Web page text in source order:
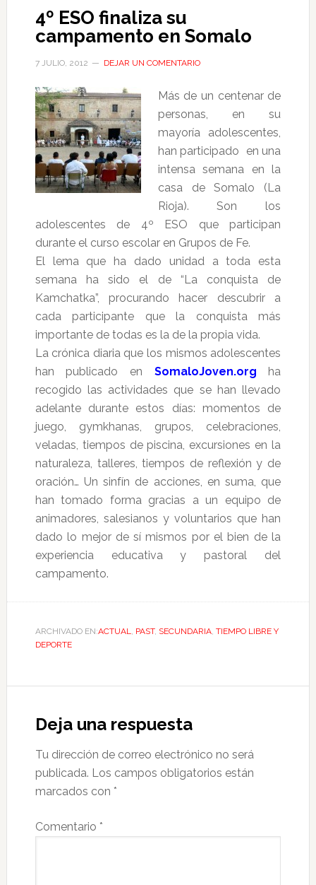
4º ESO finaliza su
campamento en Somalo
7 JULIO, 2012 DEJAR UN COMENTARIO
Más de un centenar de
personas, en su
mayoría adolescentes,
han participado en una
intensa semana en la
casa de Somalo (La
Rioja). Son los
adolescentes de 4º ESO que participan
durante el curso escolar en Grupos de Fe.
El lema que ha dado unidad a toda esta
semana ha sido el de “La conquista de
Kamchatka”, procurando hacer descubrir a
cada participante que la conquista más
importante de todas es la de la propia vida.
La crónica diaria que los mismos adolescentes
han publicado en SomaloJoven.org ha
recogido las actividades que se han llevado
adelante durante estos días: momentos de
juego, gymkhanas, grupos, celebraciones,
veladas, tiempos de piscina, excursiones en la
naturaleza, talleres, tiempos de reflexión y de
oración… Un sinfín de acciones, en suma, que
han tomado forma gracias a un equipo de
animadores, salesianos y voluntarios que han
dado lo mejor de sí mismos por el bien de la
experiencia educativa y pastoral del
campamento.
ARCHIVADO EN:ACTUAL PAST, SECUNDARIA, TIEMPO LIBRE Y
DEPORTE
Deja una respuesta
Tu dirección de correo electrónico no será
publicada. Los campos obligatorios están
marcados con *
Comentario *